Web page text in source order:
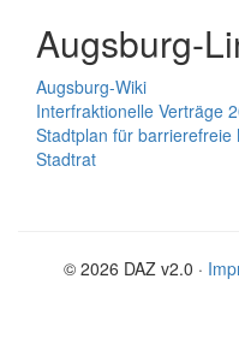
Augsburg-
Augsburg-Wiki
Interfraktionelle Verträge
Stadtplan für barrierefreie
Stadtrat
© 2026 DAZ v2.0 ·